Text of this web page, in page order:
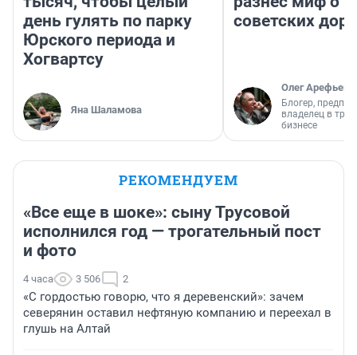
день гулять по парку
Юрского периода и
Хогвартсу
Яна Шаламова
советских
Олег Арефьев
Блогер,
владелец в
бизнесе
РЕКОМЕНДУЕМ
«Все еще в шоке»: сыну Трусовой
исполнился год — трогательный пост
и фото
4 часа 3 506 2
«С гордостью говорю, что я деревенский»: зачем
северянин оставил нефтяную компанию и переехал в
глушь на Алтай